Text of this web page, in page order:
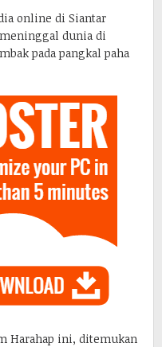
online di Siantar
dunia di
pada pangkal paha
Harahap ini, ditemukan